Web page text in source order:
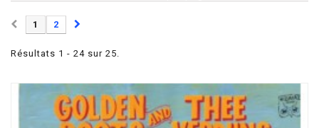
1 2
Résultats 1 - 24 sur 25.